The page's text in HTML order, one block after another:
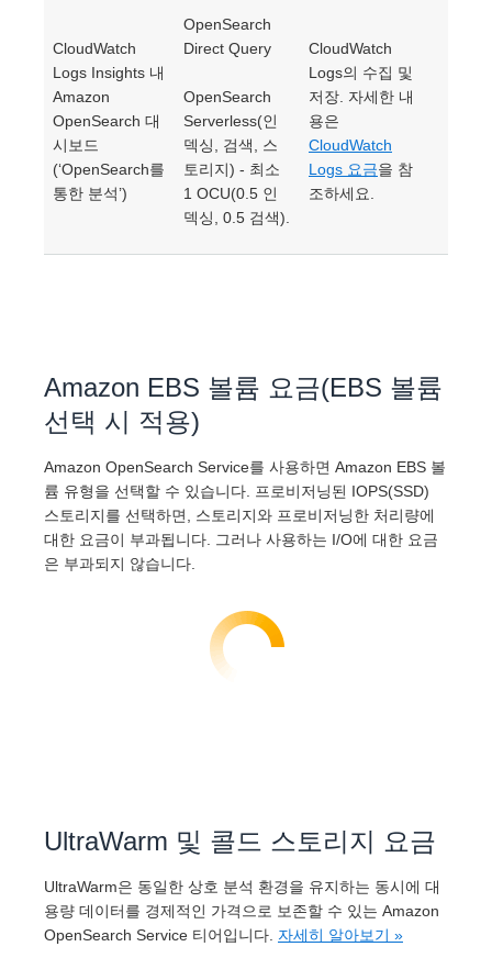
CloudWatch
Logs Insights 내
Amazon
OpenSearch 대
시보드
(‘OpenSearch를
통한 분석’)
OpenSearch
Direct Query
OpenSearch
Serverless(인
덱싱, 검색, 스
토리지) - 최소
1 OCU(0.5 인
덱싱, 0.5 검색).
CloudWatch
Logs의 수집 및
저장. 자세한 내
용은
CloudWatch
Logs 요금을 참
조하세요.
Amazon EBS 볼륨 요금(EBS 볼륨
선택 시 적용)
Amazon OpenSearch Service를 사용하면 Amazon EBS 볼
륨 유형을 선택할 수 있습니다. 프로비저닝된 IOPS(SSD)
스토리지를 선택하면, 스토리지와 프로비저닝한 처리량에
대한 요금이 부과됩니다. 그러나 사용하는 I/O에 대한 요금
은 부과되지 않습니다.
UltraWarm 및 콜드 스토리지 요금
UltraWarm은 동일한 상호 분석 환경을 유지하는 동시에 대
용량 데이터를 경제적인 가격으로 보존할 수 있는 Amazon
OpenSearch Service 티어입니다. 자세히 알아보기 »